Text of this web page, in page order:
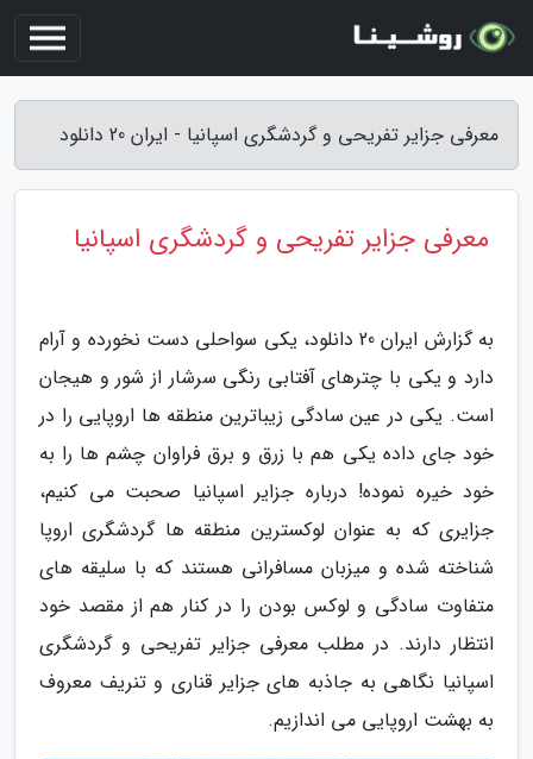
معرفی جزایر تفریحی و گردشگری اسپانیا - ایران 20 دانلود
معرفی جزایر تفریحی و گردشگری اسپانیا
به گزارش ایران 20 دانلود، یکی سواحلی دست نخورده و آرام
دارد و یکی با چترهای آفتابی رنگی سرشار از شور و هیجان
است. یکی در عین سادگی زیباترین منطقه ها اروپایی را در
خود جای داده یکی هم با زرق و برق فراوان چشم ها را به
خود خیره نموده! درباره جزایر اسپانیا صحبت می کنیم،
جزایری که به عنوان لوکسترین منطقه ها گردشگری اروپا
شناخته شده و میزبان مسافرانی هستند که با سلیقه های
متفاوت سادگی و لوکس بودن را در کنار هم از مقصد خود
انتظار دارند. در مطلب معرفی جزایر تفریحی و گردشگری
اسپانیا نگاهی به جاذبه های جزایر قناری و تنریف معروف
به بهشت اروپایی می اندازیم.